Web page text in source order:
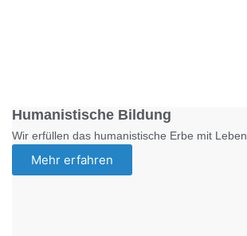
Humanistische Bildung
Wir erfüllen das humanistische Erbe mit Leben.
Mehr erfahren